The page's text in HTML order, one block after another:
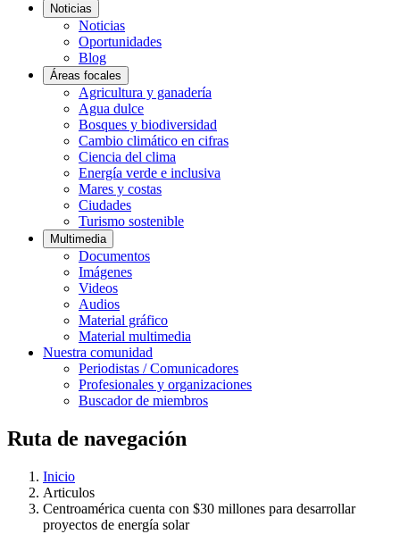
Noticias
Noticias
Oportunidades
Blog
Áreas focales
Agricultura y ganadería
Agua dulce
Bosques y biodiversidad
Cambio climático en cifras
Ciencia del clima
Energía verde e inclusiva
Mares y costas
Ciudades
Turismo sostenible
Multimedia
Documentos
Imágenes
Videos
Audios
Material gráfico
Material multimedia
Nuestra comunidad
Periodistas / Comunicadores
Profesionales y organizaciones
Buscador de miembros
Ruta de navegación
Inicio
Articulos
Centroamérica cuenta con $30 millones para desarrollar
proyectos de energía solar